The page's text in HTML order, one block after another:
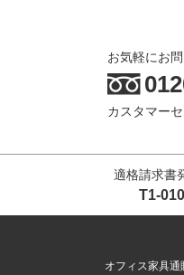
お気軽にお
カスタマー
適格請求書
T1-
オフィス家具通